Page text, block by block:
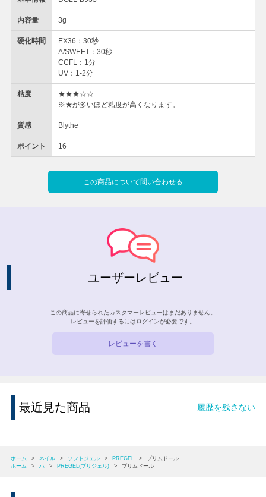
内容量 3g
硬化時間
EX36：30秒
A/SWEET：30秒
CCFL：1分
UV：1-2分
粘度
★★★☆☆
※★が多いほど粘度が高くなります。
質感 Blythe
ポイント 16
この商品について問い合わせる
ユーザーレビュー
この商品に寄せられたカスタマーレビューはまだありません。
レビューを評価するには ログインが必要です。
レビューを書く
最近見た商品 履歴を残さない
ホーム > ネイル > ソフトジェル > PREGEL >
プリムドール
ホーム
> ハ > PREGEL(プリジェル) > プリムドール